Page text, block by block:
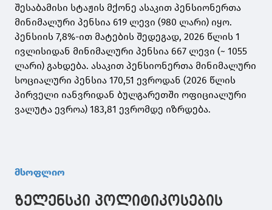
შესაბამისი სტაჟის მქონე ასაკით პენსიონერთა
მინიმალური პენსია 619 ლევი (980 ლარი) იყო.
პენსიის 7,8%-ით მატების შედეგად, 2026 წლის 1
ივლისიდან მინიმალური პენსია 667 ლევი (~ 1055
ლარი) გახდება. ასაკით პენსიონერთა მინიმალური
სოციალური პენსია 170,51 ევროდან (2026 წლის
პირველი იანვრიდან ბულგარეთში ოფიციალური
ვალუტა ევროა) 183,81 ევრომდე იზრდება.
მსოფლიო
ზელენსკი პოლიტიკოსების